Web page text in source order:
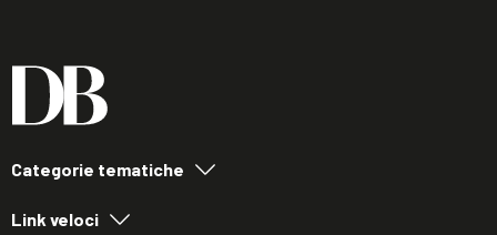
Categorie tematiche
Link veloci